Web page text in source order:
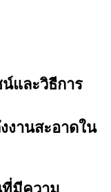
และวิธีการ
งานสะอาดใน